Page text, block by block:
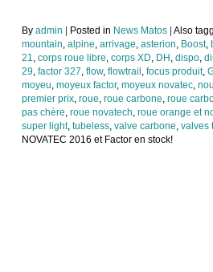
By admin Posted in News Matos Also
mountain, alpine, arrivage, asterion, Boost,
21, corps roue libre, corps XD, DH , dispo,
29, factor 327, flow, flowtrail , focus produit,
moyeu, moyeux factor, moyeux novatec,
premier prix, roue, roue carbone, roue
pas chère, roue novatech, roue orange et
super light, tubeless, valve carbone, valves
NOVATEC 2016 et Factor en stock!